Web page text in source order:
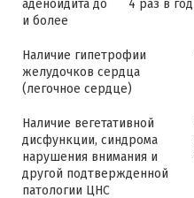
аденоидита до 4 раз в год
и более
Наличие гипетрофии
желудочков сердца
(легочное сердце)
Наличие вегетативной
дисфункции, синдрома
нарушения внимания и
другой подтвержденной
патологии ЦНС